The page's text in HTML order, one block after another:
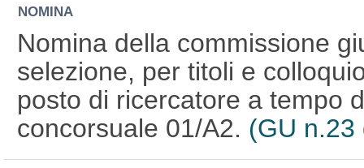
NOMINA
Nomina della commissione
selezione, per titoli e
posto di ricercatore a tempo
concorsuale 01/A2. (GU n.23